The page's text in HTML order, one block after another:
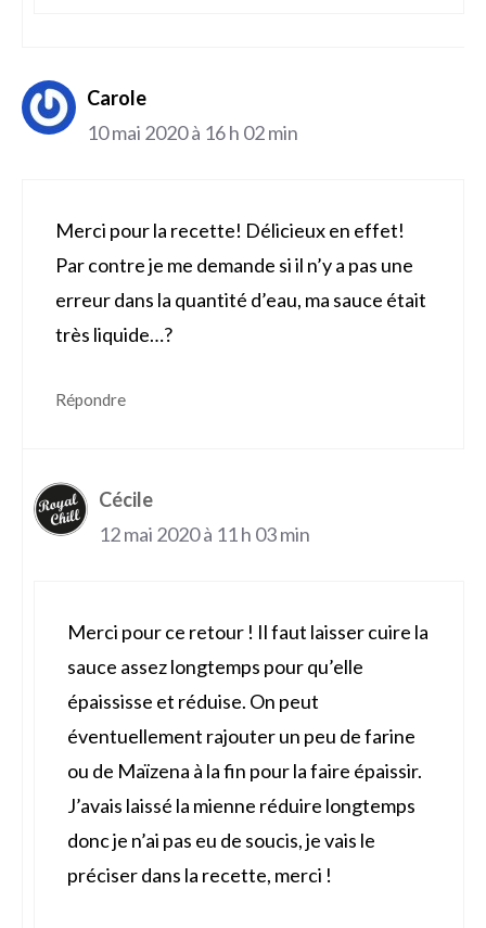
Carole
10 mai 2020 à 16 h 02 min
Merci pour la recette! Délicieux en effet!
Par contre je me demande si il n’y a pas une
erreur dans la quantité d’eau, ma sauce était
très liquide…?
Répondre
Cécile
12 mai 2020 à 11 h 03 min
Merci pour ce retour ! Il faut laisser cuire la
sauce assez longtemps pour qu’elle
épaississe et réduise. On peut
éventuellement rajouter un peu de farine
ou de Maïzena à la fin pour la faire épaissir.
J’avais laissé la mienne réduire longtemps
donc je n’ai pas eu de soucis, je vais le
préciser dans la recette, merci !